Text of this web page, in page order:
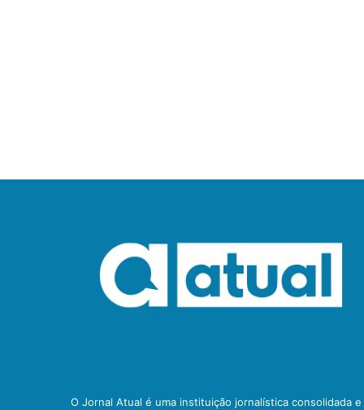
O Jornal Atual é uma instituição jornalística consolidada